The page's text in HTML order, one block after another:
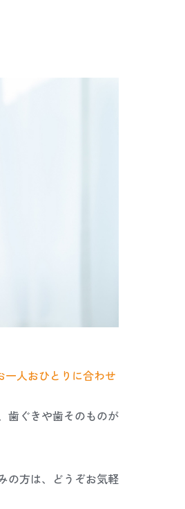
一人おひとりに合わせ
歯ぐきや歯そのものが
の方は、どうぞお気軽